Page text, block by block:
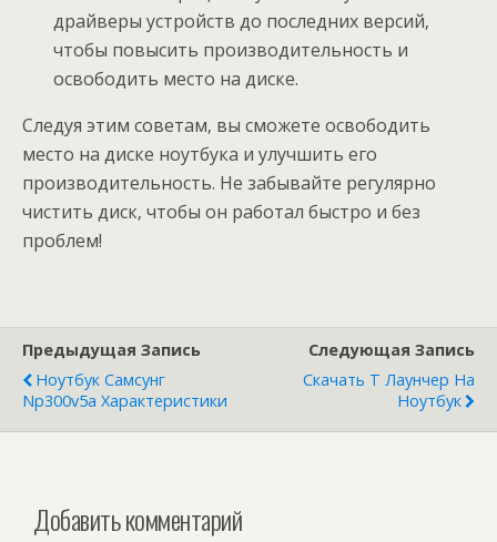
драйверы устройств до последних версий‚
чтобы повысить производительность и
освободить место на диске.
Следуя этим советам‚ вы сможете освободить
место на диске ноутбука и улучшить его
производительность. Не забывайте регулярно
чистить диск‚ чтобы он работал быстро и без
проблем!
Предыдущая Запись
Ноутбук Самсунг
Np300v5a Характеристики
Следующая Запись
Скачать Т Лаунчер На
Ноутбук
Добавить комментарий